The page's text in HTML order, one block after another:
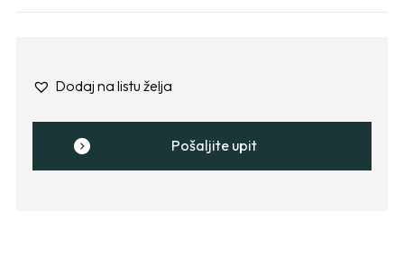
Dodaj na listu želja
Pošaljite upit